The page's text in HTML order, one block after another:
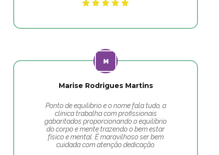
Marise Rodrigues Martins
Ponto de equilibrio e o nome fala tudo, a
clínica trabalha com profissionais
gabaritados proporcionando o equilíbrio
do corpo e mente trazendo o bem estar
físico e mental. É maravilhoso ser bem
cuidada com atenção dedicação.